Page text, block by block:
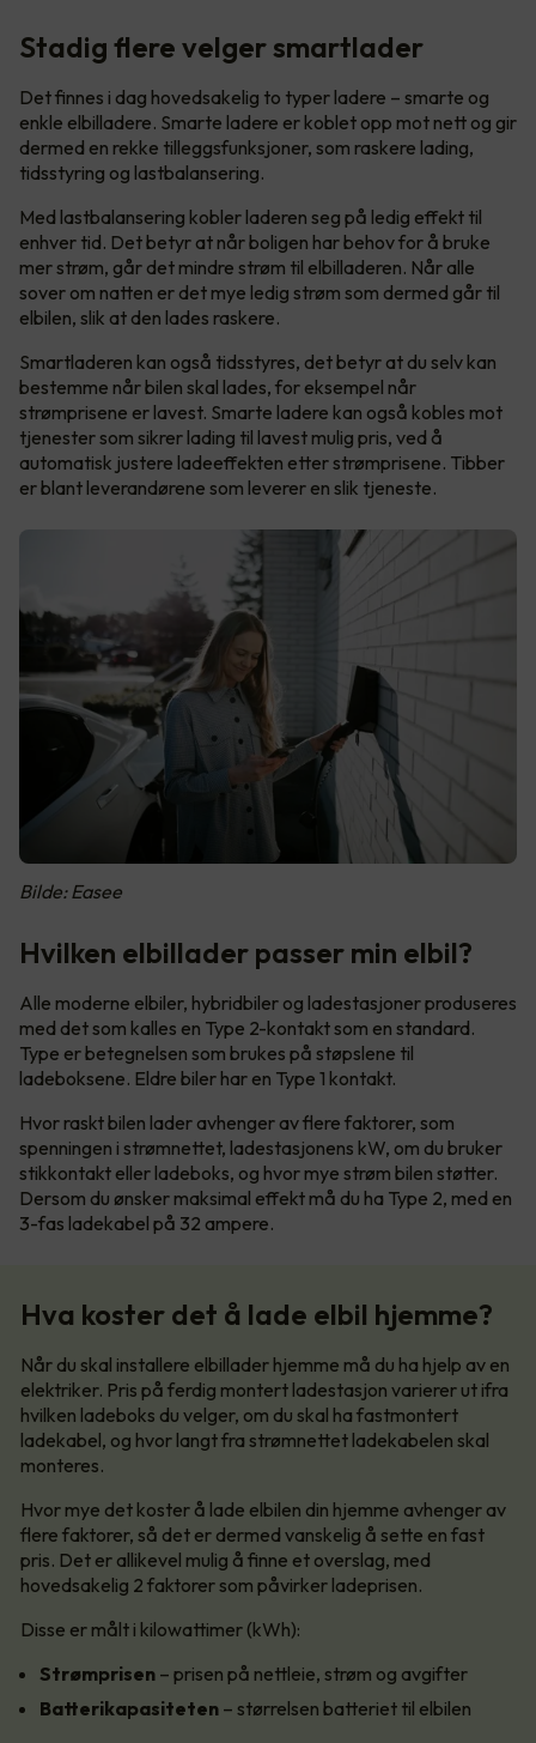
Stadig flere velger smartlader
Det finnes i dag hovedsakelig to typer ladere – smarte og
enkle elbilladere. Smarte ladere er koblet opp mot nett og gir
dermed en rekke tilleggsfunksjoner, som raskere lading,
tidsstyring og lastbalansering.
Med lastbalansering kobler laderen seg på ledig effekt til
enhver tid. Det betyr at når boligen har behov for å bruke
mer strøm, går det mindre strøm til elbilladeren. Når alle
sover om natten er det mye ledig strøm som dermed går til
elbilen, slik at den lades raskere.
Smartladeren kan også tidsstyres, det betyr at du selv kan
bestemme når bilen skal lades, for eksempel når
strømprisene er lavest. Smarte ladere kan også kobles mot
tjenester som sikrer lading til lavest mulig pris, ved å
automatisk justere ladeeffekten etter strømprisene. Tibber
er blant leverandørene som leverer en slik tjeneste.
Bilde: Easee
Hvilken elbillader passer min elbil?
Alle moderne elbiler, hybridbiler og ladestasjoner produseres
med det som kalles en Type 2-kontakt som en standard.
Type er betegnelsen som brukes på støpslene til
ladeboksene. Eldre biler har en Type 1 kontakt.
Hvor raskt bilen lader avhenger av flere faktorer, som
spenningen i strømnettet, ladestasjonens kW, om du bruker
stikkontakt eller ladeboks, og hvor mye strøm bilen støtter.
Dersom du ønsker maksimal effekt må du ha Type 2, med en
3-fas ladekabel på 32 ampere.
Hva koster det å lade elbil hjemme?
Når du skal installere elbillader hjemme må du ha hjelp av en
elektriker. Pris på ferdig montert ladestasjon varierer ut ifra
hvilken ladeboks du velger, om du skal ha fastmontert
ladekabel, og hvor langt fra strømnettet ladekabelen skal
monteres.
Hvor mye det koster å lade elbilen din hjemme avhenger av
flere faktorer, så det er dermed vanskelig å sette en fast
pris. Det er allikevel mulig å finne et overslag, med
hovedsakelig 2 faktorer som påvirker ladeprisen.
Disse er målt i kilowattimer (kWh):
Strømprisen – prisen på nettleie, strøm og avgifter
Batterikapasiteten – størrelsen batteriet til elbilen